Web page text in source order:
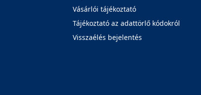
Vásárlói tájékoztató
Tájékoztató az adattörlő kódokról
Visszaélés bejelentés